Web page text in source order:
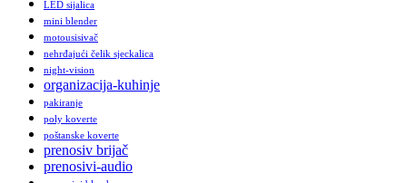
LED sijalica
mini blender
motousisivač
nehrđajući čelik sjeckalica
night-vision
organizacija-kuhinje
pakiranje
poly koverte
poštanske koverte
prenosiv brijač
prenosivi-audio